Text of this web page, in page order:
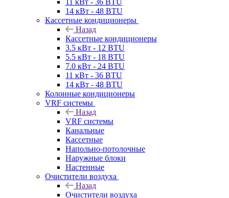
11 кВт - 36 BTU
14 кВт - 48 BTU
Кассетные кондиционеры
Назад
Кассетные кондиционеры
3.5 кВт - 12 BTU
5.5 кВт - 18 BTU
7.0 кВт - 24 BTU
11 кВт - 36 BTU
14 кВт - 48 BTU
Колонные кондиционеры
VRF системы
Назад
VRF системы
Канальные
Кассетные
Напольно-потолочные
Наружные блоки
Настенные
Очистители воздуха
Назад
Очистители воздуха